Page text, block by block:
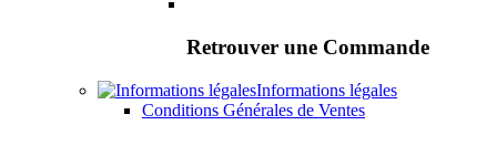
Retrouver une Commande
Informations légales
Conditions Générales de Ventes